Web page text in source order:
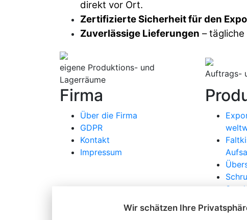
direkt vor Ort.
Zertifizierte Sicherheit für den
Zuverlässige Lieferungen –
eigene Produktions- und
Lagerräume
Auftrags-
Firma
Über die Firma
GDPR
Kontakt
Impressum
Wir schätzen Ihre